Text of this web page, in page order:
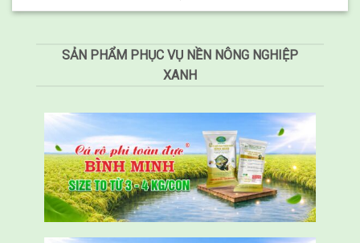
SẢN PHẨM PHỤC VỤ NỀN NÔNG NGHIỆP
XANH